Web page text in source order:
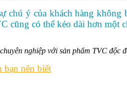
chú ý của khách hàng
cũng có thể kéo dài hơn một
nghiệp với sản phẩm TVC độc
nên biết